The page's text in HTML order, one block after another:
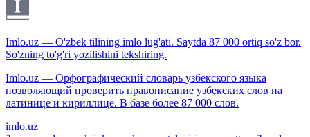
Imlo.uz — O'zbek tilining imlo lug'ati. Saytda 87 000 ortiq so'z bor.
So'zning to'g'ri yozilishini tekshiring.
Imlo.uz — Орфографический словарь узбекского языка
позволяющий проверить правописание узбекских слов на
латинице и кириллице. В базе более 87 000 слов.
imlo.uz